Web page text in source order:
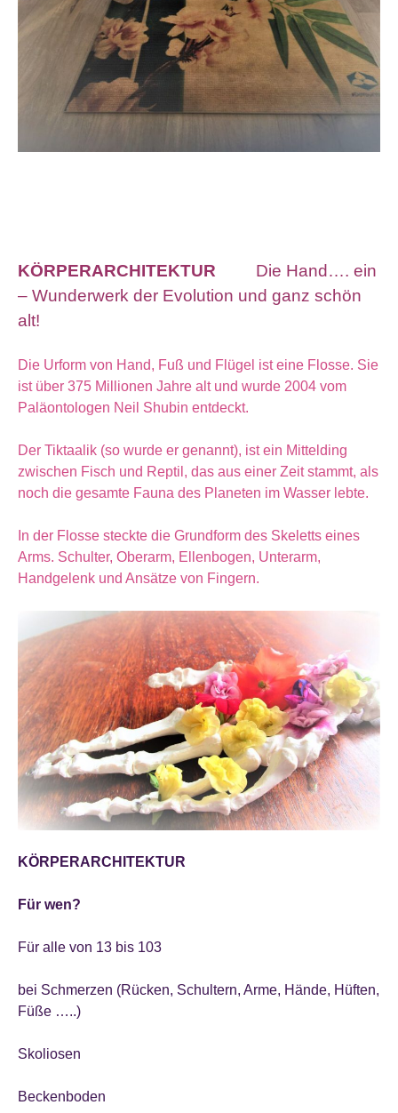
KÖRPERARCHITEKTUR Die Hand…. ein
– Wunderwerk der Evolution und ganz schön
alt!
Die Urform von Hand, Fuß und Flügel ist eine Flosse. Sie
ist über 375 Millionen Jahre alt und wurde 2004 vom
Paläontologen Neil Shubin entdeckt.
Der Tiktaalik (so wurde er genannt), ist ein Mittelding
zwischen Fisch und Reptil, das aus einer Zeit stammt, als
noch die gesamte Fauna des Planeten im Wasser lebte.
In der Flosse steckte die Grundform des Skeletts eines
Arms. Schulter, Oberarm, Ellenbogen, Unterarm,
Handgelenk und Ansätze von Fingern.
KÖRPERARCHITEKTUR
Für wen?
Für alle von 13 bis 103
bei Schmerzen (Rücken, Schultern, Arme, Hände, Hüften,
Füße …..)
Skoliosen
Beckenboden